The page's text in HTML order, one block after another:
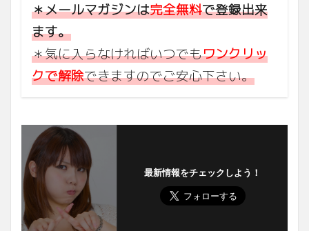
＊メールマガジンは完全無料で登録出来
ます。
＊気に入らなければいつでもワンクリッ
クで解除できますのでご安心下さい。
最新情報をチェックしよう！